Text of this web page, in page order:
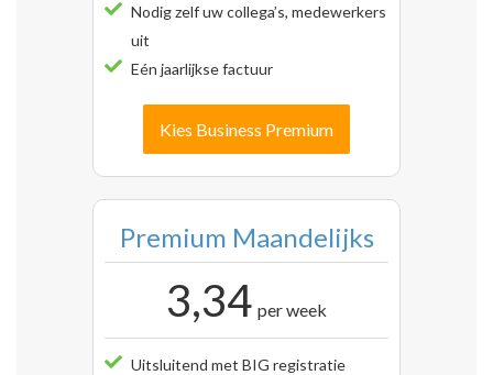
Nodig zelf uw collega’s, medewerkers
uit
Eén jaarlijkse factuur
Kies Business Premium
Premium Maandelijks
3,34 per week
Uitsluitend met BIG registratie